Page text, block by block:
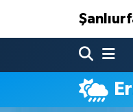
Nöbetçi Eczaneler
Hava Durumu